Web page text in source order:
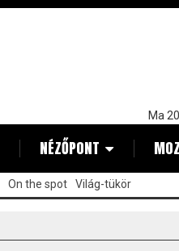
Ma
NÉZŐPONT
On the spot Világ-tükör